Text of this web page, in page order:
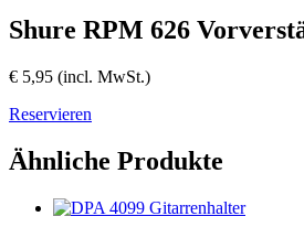
Shure RPM 626
€ 5,95 (incl. MwSt.)
Reservieren
Ähnliche Produkte